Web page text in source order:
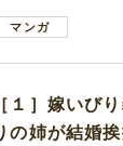
電車好きの男
マンガ
［１］嫁いび
の姉が結婚